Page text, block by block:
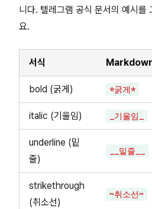
니다. 텔레그램 공식 문서의 예시를
요.
서식
bold (굵게) *굵게*
italic (기울임) _기울임_
underline (밑
줄)
__밑줄__
strikethrough
(취소선)
~취소선~